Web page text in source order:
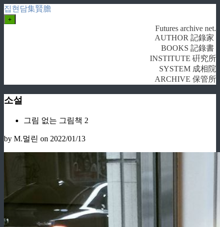
집현담集賢膽
+
Futures archive net.
AUTHOR 記錄家
BOOKS 記錄書
INSTITUTE 硏究所
SYSTEM 成相院
ARCHIVE 保管所
소설
그림 없는 그림책 2
by M.멀린 on 2022/01/13